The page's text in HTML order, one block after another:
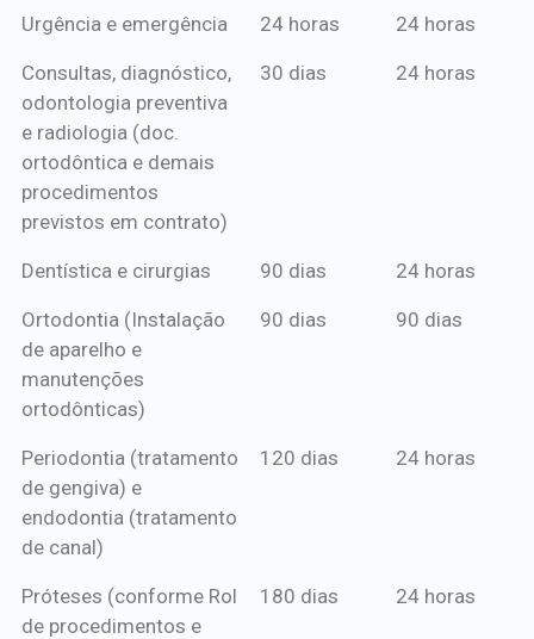
*Procedimentos Amil
*Pagamento
mensal*
*Pagamento
de crédito
Urgência e emergência 24 horas 24 horas
Consultas, diagnóstico,
odontologia preventiva
e radiologia (doc.
ortodôntica e demais
procedimentos
previstos em contrato)
30 dias 24 horas
Dentística e cirurgias 90 dias 24 horas
Ortodontia (Instalação
de aparelho e
manutenções
ortodônticas)
90 dias 90 dias
Periodontia (tratamento
de gengiva) e
endodontia (tratamento
de canal)
120 dias 24 horas
Próteses (conforme Rol
de procedimentos e
180 dias 24 horas